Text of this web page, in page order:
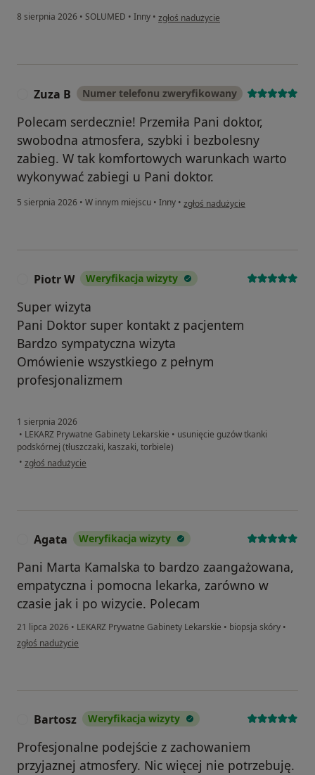
8 sierpnia 2026 • SOLUMED • Inny • w opinii użytkownika Gosia
zgłoś nadużycie
Zuza B Numer telefonu zweryfikowany
Polecam serdecznie! Przemiła Pani doktor,
swobodna atmosfera, szybki i bezbolesny
zabieg. W tak komfortowych warunkach warto
wykonywać zabiegi u Pani doktor.
5 sierpnia 2026 • W innym miejscu • Inny • w opinii użytkownika Zuza B
zgłoś nadużycie
Piotr W Weryfikacja wizyty
Super wizyta
Pani Doktor super kontakt z pacjentem
Bardzo sympatyczna wizyta
Omówienie wszystkiego z pełnym
profesjonalizmem
1 sierpnia 2026
• LEKARZ Prywatne Gabinety Lekarskie • usunięcie guzów tkanki
podskórnej (tłuszczaki, kaszaki, torbiele)
• w opinii użytkownika Piotr W
zgłoś nadużycie
Agata Weryfikacja wizyty
Pani Marta Kamalska to bardzo zaangażowana,
empatyczna i pomocna lekarka, zarówno w
czasie jak i po wizycie. Polecam
21 lipca 2026 • LEKARZ Prywatne Gabinety Lekarskie • biopsja skóry •
w opinii użytkownika Agata
zgłoś nadużycie
Bartosz Weryfikacja wizyty
Profesjonalne podejście z zachowaniem
przyjaznej atmosfery. Nic więcej nie potrzebuję.